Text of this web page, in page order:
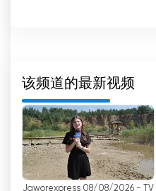
盖了整个上西里西亚地区
ForCiebietv 的宗旨是为
当地活动、信息和文化
该电视台被视为可靠信
各城市发生的事件。
该频道的最新视频
Jaworexpress 08/08/2026 - TV